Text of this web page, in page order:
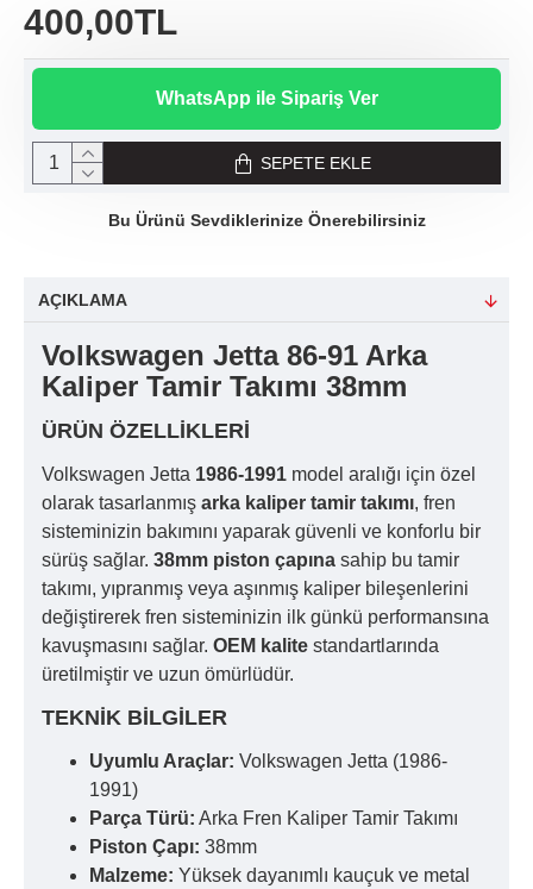
400,00TL
WhatsApp ile Sipariş Ver
SEPETE EKLE
Bu Ürünü Sevdiklerinize Önerebilirsiniz
AÇIKLAMA
Volkswagen Jetta 86-91 Arka
Kaliper Tamir Takımı 38mm
ÜRÜN ÖZELLIKLERI
Volkswagen Jetta 1986-1991 model aralığı için özel
olarak tasarlanmış arka kaliper tamir takımı, fren
sisteminizin bakımını yaparak güvenli ve konforlu bir
sürüş sağlar. 38mm piston çapına sahip bu tamir
takımı, yıpranmış veya aşınmış kaliper bileşenlerini
değiştirerek fren sisteminizin ilk günkü performansına
kavuşmasını sağlar. OEM kalite standartlarında
üretilmiştir ve uzun ömürlüdür.
TEKNIK BILGILER
Uyumlu Araçlar: Volkswagen Jetta (1986-
1991)
Parça Türü: Arka Fren Kaliper Tamir Takımı
Piston Çapı: 38mm
Malzeme: Yüksek dayanımlı kauçuk ve metal